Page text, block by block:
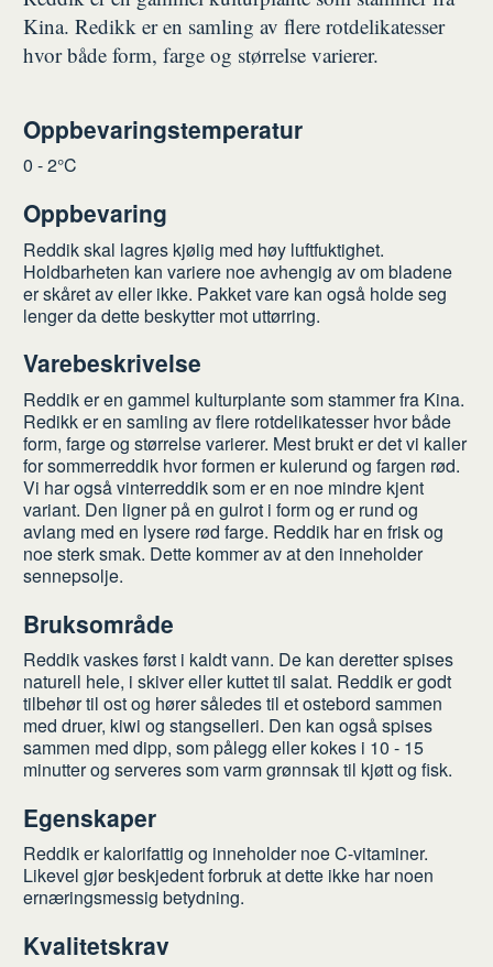
Kina. Redikk er en samling av flere rotdelikatesser
hvor både form, farge og størrelse varierer.
Oppbevaringstemperatur
0 - 2°C
Oppbevaring
Reddik skal lagres kjølig med høy luftfuktighet.
Holdbarheten kan variere noe avhengig av om bladene
er skåret av eller ikke. Pakket vare kan også holde seg
lenger da dette beskytter mot uttørring.
Varebeskrivelse
Reddik er en gammel kulturplante som stammer fra Kina.
Redikk er en samling av flere rotdelikatesser hvor både
form, farge og størrelse varierer. Mest brukt er det vi kaller
for sommerreddik hvor formen er kulerund og fargen rød.
Vi har også vinterreddik som er en noe mindre kjent
variant. Den ligner på en gulrot i form og er rund og
avlang med en lysere rød farge. Reddik har en frisk og
noe sterk smak. Dette kommer av at den inneholder
sennepsolje.
Bruksområde
Reddik vaskes først i kaldt vann. De kan deretter spises
naturell hele, i skiver eller kuttet til salat. Reddik er godt
tilbehør til ost og hører således til et ostebord sammen
med druer, kiwi og stangselleri. Den kan også spises
sammen med dipp, som pålegg eller kokes i 10 - 15
minutter og serveres som varm grønnsak til kjøtt og fisk.
Egenskaper
Reddik er kalorifattig og inneholder noe C-vitaminer.
Likevel gjør beskjedent forbruk at dette ikke har noen
ernæringsmessig betydning.
Kvalitetskrav